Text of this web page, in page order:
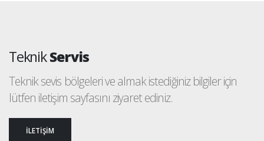
TeknikServis
Teknik sevis bölgeleri ve almak istediğiniz bilgiler için
lütfen iletişim sayfasını ziyaret ediniz.
İLETİŞİM